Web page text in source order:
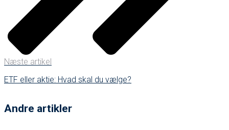
Næste artikel
ETF eller aktie: Hvad skal du vælge?
Andre artikler